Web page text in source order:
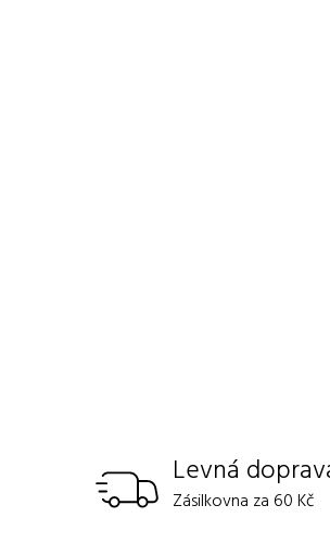
Levná
Zásilkovna za 60 Kč